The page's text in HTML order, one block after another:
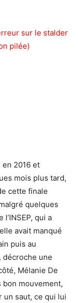
sur le stalder
pilée)
en 2016 et
mois plus tard,
cette finale
quelques
qui a
avait manqué
puis au
décroche une
Mélanie De
bon mouvement,
un saut, ce qui lui